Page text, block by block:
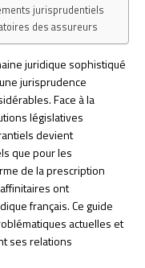
jurisprudentiels
des assureurs
juridique sophistiqué
jurisprudence
Face à la
législatives
devient
que pour les
de la prescription
ont
français. Ce guide
actuelles et
ses relations